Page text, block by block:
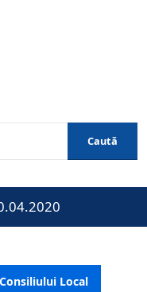
Caută
Local